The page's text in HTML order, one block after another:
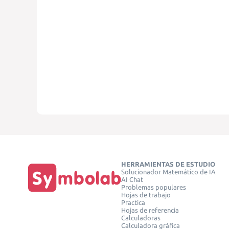
HERRAMIENTAS DE ESTUDIO
Solucionador Matemático de IA
AI Chat
Problemas populares
Hojas de trabajo
Practica
Hojas de referencia
Calculadoras
Calculadora gráfica